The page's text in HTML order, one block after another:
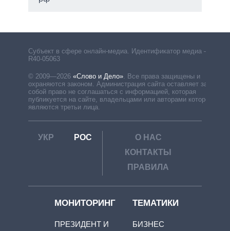
Субъект в сфере онлайн-медиа. Идентификатор медиа –
R40-05063
© 2009—2026 «Слово и Дело»
Все права защищены и
охраняются законом. Администрация сайта оставляет за
собой право не соглашаться с информацией, которая
публикуется на сайте, владельцами или авторами которой
являются третьи лица.
УКР РОС
О НАС
КОНТАКТЫ
ПРАВИЛА
МОНИТОРИНГ
ПРЕЗИДЕНТ И
ТЕМАТИКИ
БИЗНЕС